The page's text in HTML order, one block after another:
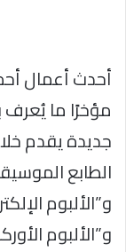
أحدث أعمال
مؤخرًا ما يُعرف
الطابع
و”الألبوم
و”الألبوم